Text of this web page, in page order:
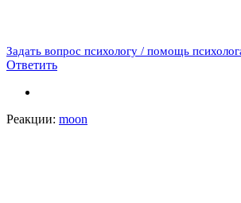
Задать вопрос психологу / помощь
Ответить
Реакции: moon